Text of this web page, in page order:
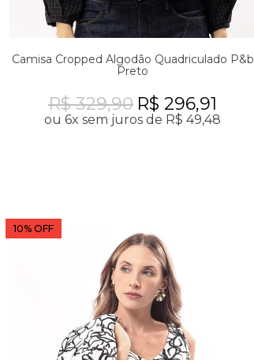
Camisa Cropped Algodão Quadriculado P&b
Preto
R$ 329,90 R$ 296,91
ou 6x sem juros de R$ 49,48
10% OFF